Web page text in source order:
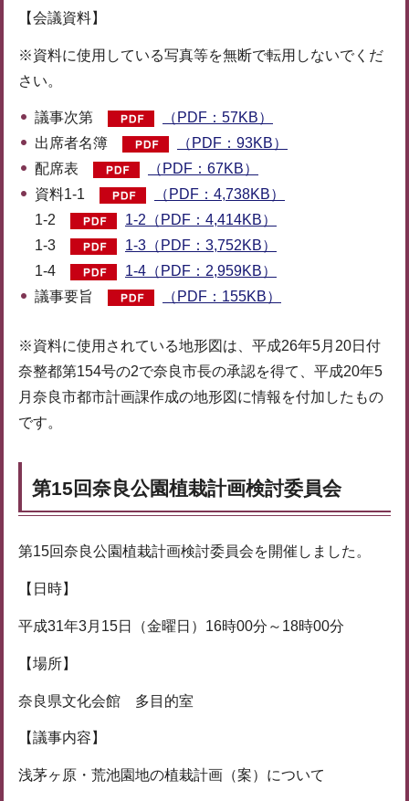
【会議資料】
※資料に使用している写真等を無断で転用しないでくだ
さい。
議事次第
（PDF：57KB）
出席者名簿
（PDF：93KB）
配席表
（PDF：67KB）
資料1-1
（PDF：4,738KB）
1-2
1-2（PDF：4,414KB）
1-3
1-3（PDF：3,752KB）
1-4
1-4（PDF：2,959KB）
議事要旨
（PDF：155KB）
※資料に使用されている地形図は、平成26年5月20日付
奈整都第154号の2で奈良市長の承認を得て、平成20年5
月奈良市都市計画課作成の地形図に情報を付加したもの
です。
第15回奈良公園植栽計画検討委員会
第15回奈良公園植栽計画検討委員会を開催しました。
【日時】
平成31年3月15日（金曜日）16時00分～18時00分
【場所】
奈良県文化会館 多目的室
【議事内容】
浅茅ヶ原・荒池園地の植栽計画（案）について